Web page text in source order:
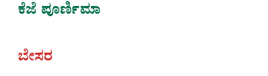
ಕೆಜೆ ಪೂರ್ಣಿಮಾ
ಬೇಸರ